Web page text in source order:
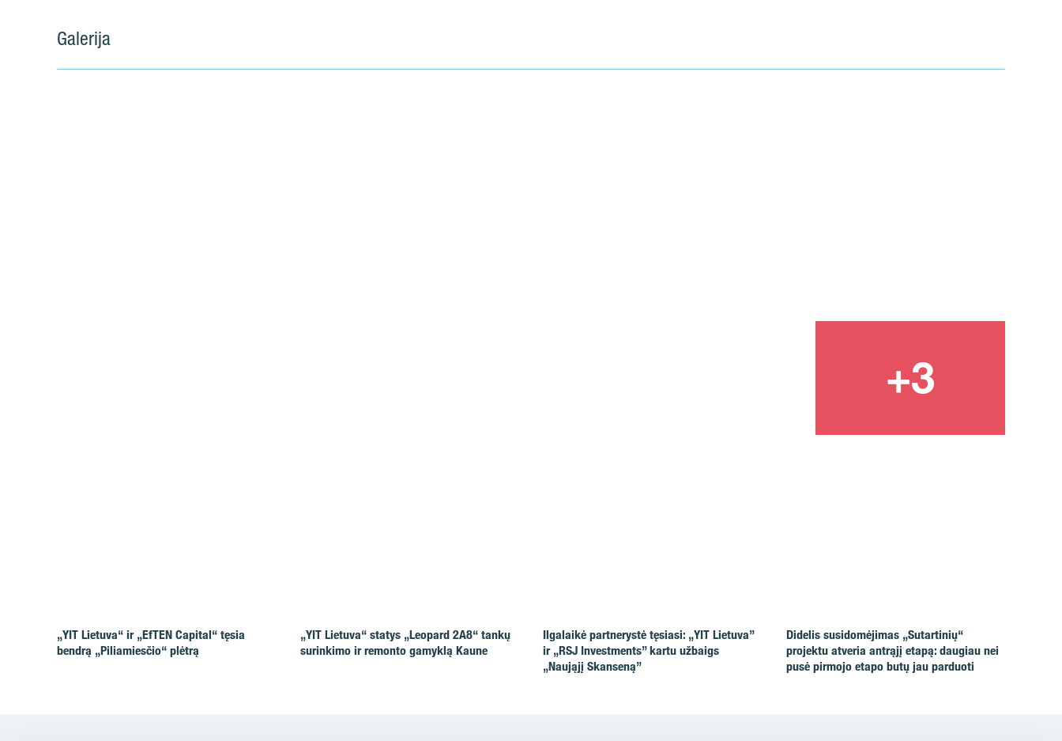
Galerija
„YIT Lietuva“ ir „EfTEN Capital“ tęsia
bendrą „Piliamiesčio“ plėtrą
„YIT Lietuva“ statys „Leopard 2A8“ tankų
surinkimo ir remonto gamyklą Kaune
Ilgalaikė partnerystė tęsiasi: „YIT Lietuva”
ir „RSJ Investments” kartu užbaigs
„Naująjį Skanseną”
Didelis susidomėjimas „Sutartinių“
projektu atveria antrąjį etapą: daugiau nei
pusė pirmojo etapo butų jau parduoti